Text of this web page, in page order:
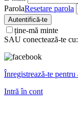
ParolaResetare parola
Autentifică-te
ține-mă minte
SAU conectează-te cu:
Înregistrează-te
Intră în cont